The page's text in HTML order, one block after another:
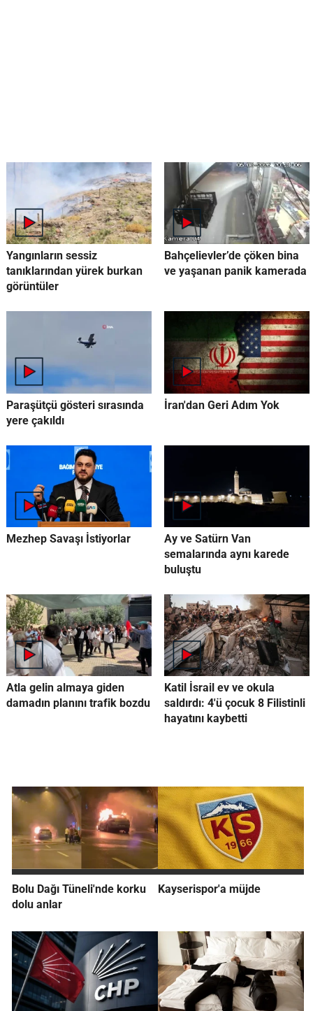
Yangınların sessiz
tanıklarından yürek burkan
görüntüler
Bahçelievler’de çöken bina
ve yaşanan panik kamerada
Paraşütçü gösteri sırasında
yere çakıldı
İran'dan Geri Adım Yok
Mezhep Savaşı İstiyorlar
Ay ve Satürn Van
semalarında aynı karede
buluştu
Atla gelin almaya giden
damadın planını trafik bozdu
Katil İsrail ev ve okula
saldırdı: 4'ü çocuk 8 Filistinli
hayatını kaybetti
Bolu Dağı Tüneli'nde korku
dolu anlar
Kayserispor'a müjde